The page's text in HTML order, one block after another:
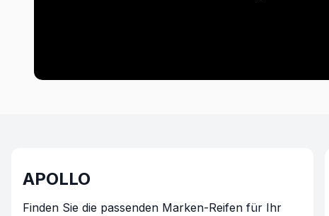
APOLLO
Finden Sie die passenden Marken-Reifen für Ihr